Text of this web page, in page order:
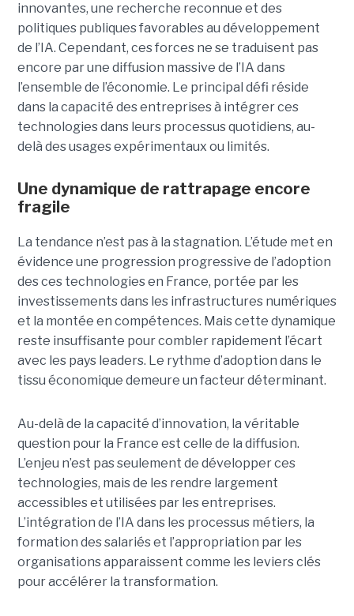
innovantes, une recherche reconnue et des
politiques publiques favorables au développement
de l’IA. Cependant, ces forces ne se traduisent pas
encore par une diffusion massive de l’IA dans
l’ensemble de l’économie. Le principal défi réside
dans la capacité des entreprises à intégrer ces
technologies dans leurs processus quotidiens, au-
delà des usages expérimentaux ou limités.
Une dynamique de rattrapage encore
fragile
La tendance n’est pas à la stagnation. L’étude met en
évidence une progression progressive de l’adoption
des ces technologies en France, portée par les
investissements dans les infrastructures numériques
et la montée en compétences. Mais cette dynamique
reste insuffisante pour combler rapidement l’écart
avec les pays leaders. Le rythme d’adoption dans le
tissu économique demeure un facteur déterminant.
Au-delà de la capacité d’innovation, la véritable
question pour la France est celle de la diffusion.
L’enjeu n’est pas seulement de développer ces
technologies, mais de les rendre largement
accessibles et utilisées par les entreprises.
L’intégration de l’IA dans les processus métiers, la
formation des salariés et l’appropriation par les
organisations apparaissent comme les leviers clés
pour accélérer la transformation.